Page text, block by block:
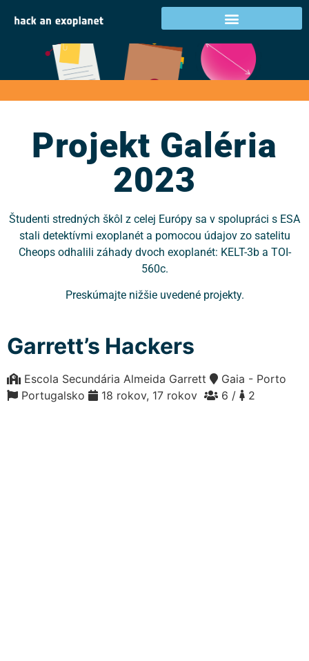
Projekt Galéria 2023
Projekt Galéria
2023
Študenti stredných škôl z celej Európy sa v spolupráci s ESA
stali detektívmi exoplanét a pomocou údajov zo satelitu
Cheops odhalili záhady dvoch exoplanét: KELT-3b a TOI-
560c.
Preskúmajte nižšie uvedené projekty.
Garrett’s Hackers
Escola Secundária Almeida Garrett
Gaia - Porto
Portugalsko
18 rokov, 17 rokov 6 / 2